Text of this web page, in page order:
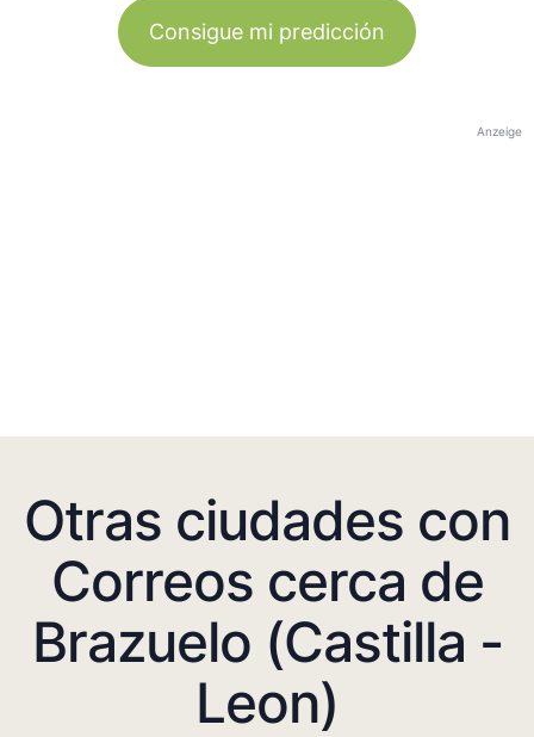
Consigue mi predicción
Anzeige
Otras ciudades con
Correos cerca de
Brazuelo (Castilla -
Leon)